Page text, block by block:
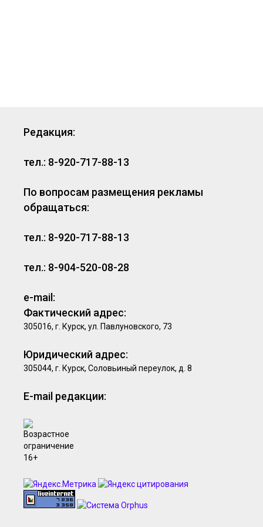
Редакция:
тел.: 8-920-717-88-13
По вопросам размещения рекламы
обращаться:
тел.: 8-920-717-88-13
тел.: 8-904-520-08-28
e-mail:
Фактический адрес:
305016, г. Курск, ул. Павлуновского, 73
Юридический адрес:
305044, г. Курск, Соловьиный переулок, д. 8
E-mail редакции: